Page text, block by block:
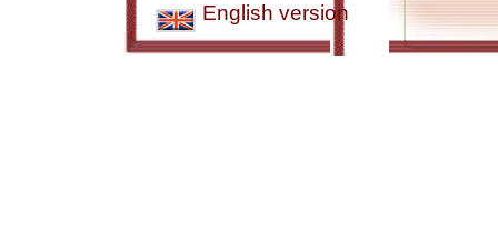
English version